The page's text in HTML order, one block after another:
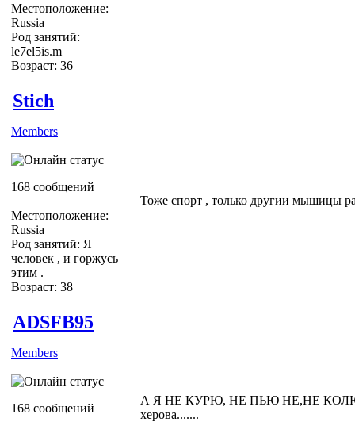
Местоположение:
Russia
Род занятий:
le7el5is.m
Возраст: 36
Stich
Members
168 сообщений
Местоположение:
Russia
Род занятий: Я
человек , и горжусь
этим .
Возраст: 38
Тоже спорт , только другии мышицы
ADSFB95
Members
168 сообщений
А Я НЕ КУРЮ, НЕ ПЬЮ НЕ,НЕ
херова.......